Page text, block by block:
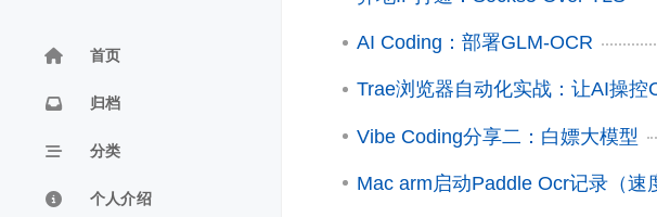
首页
归档
分类
个人介绍
AI Coding：部署GLM-OCR
Trae浏览器自动化实战：让AI操控
Vibe Coding分享二：白嫖大模型
Mac arm启动Paddle Ocr记录（速